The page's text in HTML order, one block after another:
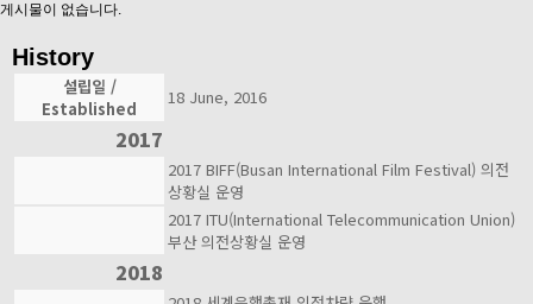
게시물이 없습니다.
History
설립일 /
Established
18 June, 2016
2017
2017 BIFF(Busan International Film Festival) 의전
상황실 운영
2017 ITU(International Telecommunication Union)
부산 의전상황실 운영
2018